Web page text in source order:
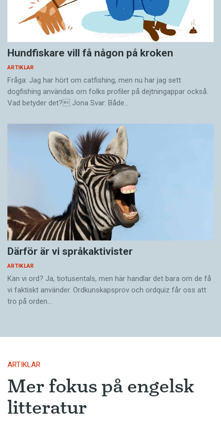
Hundfiskare vill få någon på kroken
ARTIKLAR
Fråga: Jag har hört om catfishing, men nu har jag sett
dogfishing användas om folks profiler på dejtningappar också.
Vad betyder det? Jona Svar: Både…
Därför är vi språkaktivister
ARTIKLAR
Kan vi ord? Ja, tiotusentals, men här handlar det bara om de få
vi faktiskt använder. Ordkunskapsprov och ordquiz får oss att
tro på orden…
ARTIKLAR
Mer fokus på engelsk
litteratur